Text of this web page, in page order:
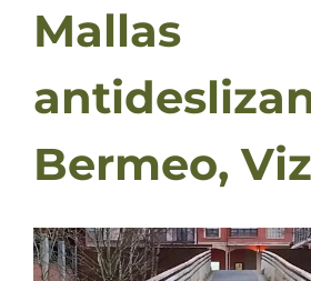
Mallas
Bermeo,
Ver
imagen